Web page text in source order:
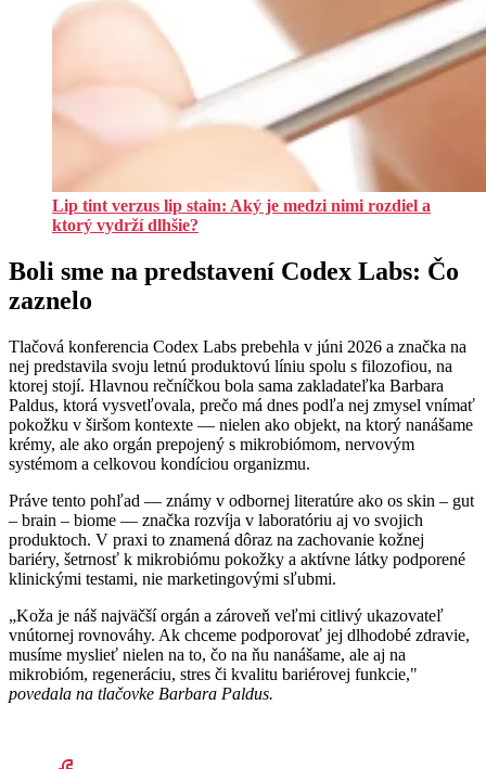
Lip tint verzus lip stain: Aký je medzi nimi rozdiel a
ktorý vydrží dlhšie?
Boli sme na predstavení Codex Labs: Čo
zaznelo
Tlačová konferencia Codex Labs prebehla v júni 2026 a značka na
nej predstavila svoju letnú produktovú líniu spolu s filozofiou, na
ktorej stojí. Hlavnou rečníčkou bola sama zakladateľka Barbara
Paldus, ktorá vysvetľovala, prečo má dnes podľa nej zmysel vnímať
pokožku v širšom kontexte — nielen ako objekt, na ktorý nanášame
krémy, ale ako orgán prepojený s mikrobiómom, nervovým
systémom a celkovou kondíciou organizmu.
Práve tento pohľad — známy v odbornej literatúre ako os skin – gut
– brain – biome — značka rozvíja v laboratóriu aj vo svojich
produktoch. V praxi to znamená dôraz na zachovanie kožnej
bariéry, šetrnosť k mikrobiómu pokožky a aktívne látky podporené
klinickými testami, nie marketingovými sľubmi.
„Koža je náš najväčší orgán a zároveň veľmi citlivý ukazovateľ
vnútornej rovnováhy. Ak chceme podporovať jej dlhodobé zdravie,
musíme myslieť nielen na to, čo na ňu nanášame, ale aj na
mikrobióm, regeneráciu, stres či kvalitu bariérovej funkcie,"
povedala na tlačovke Barbara Paldus.